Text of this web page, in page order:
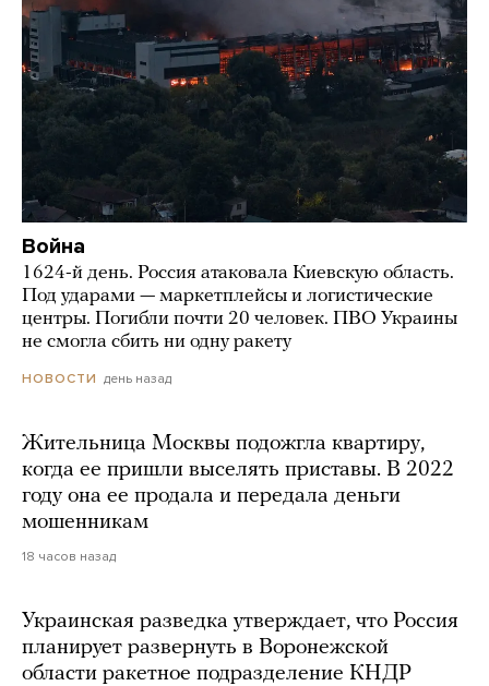
Война
1624-й день. Россия атаковала Киевскую область.
Под ударами — маркетплейсы и логистические
центры. Погибли почти 20 человек. ПВО Украины
не смогла сбить ни одну ракету
НОВОСТИ день назад
Жительница Москвы подожгла квартиру,
когда ее пришли выселять приставы. В 2022
году она ее продала и передала деньги
мошенникам
18 часов назад
Украинская разведка утверждает, что Россия
планирует развернуть в Воронежской
области ракетное подразделение КНДР